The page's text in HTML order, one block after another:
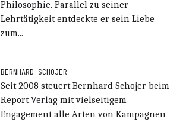
Philosophie. Parallel zu seiner
Lehrtätigkeit entdeckte er sein Liebe
zum...
BERNHARD SCHOJER
Seit 2008 steuert Bernhard Schojer beim
Report Verlag mit vielseitigem
Engagement alle Arten von Kampagnen